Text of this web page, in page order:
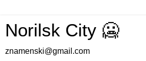
Norilsk City 🥶
znamenski@gmail.com